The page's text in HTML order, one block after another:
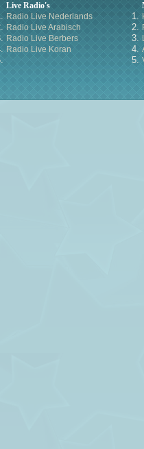
Live Radio's
Radio Live Nederlands
Radio Live Arabisch
Radio Live Berbers
Radio Live Koran